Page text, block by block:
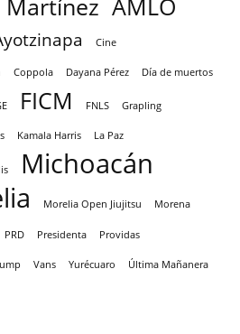
Martínez AMLO
Cine
Coppola Dayana Pérez Día de muertos
FICM FNLS Grapling
Kamala Harris La Paz
Michoacán
Morelia Open Jiujitsu Morena
PRD Presidenta Providas
Vans Yurécuaro Última Mañanera